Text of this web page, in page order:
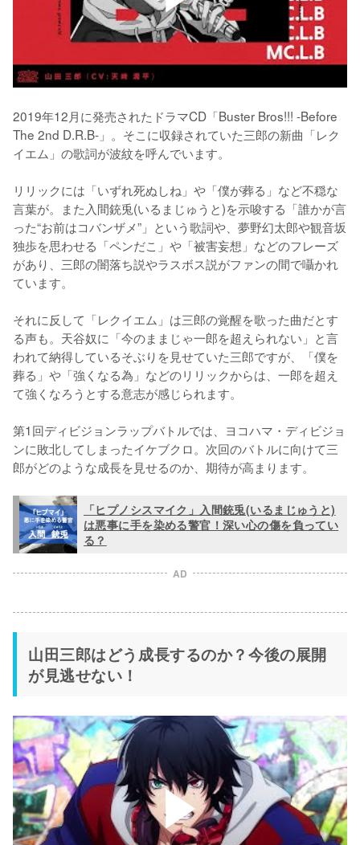
2019年12月に発売されたドラマCD「Buster Bros!!! -Before
The 2nd D.R.B-」。そこに収録されていた三郎の新曲「レク
イエム」の歌詞が波紋を呼んでいます。
リリックには「いずれ死ぬしね」や「僕が葬る」など不穏な
言葉が。また入間銃兎(いるまじゅうと)を示唆する「誰かが言
った“お前はコバンザメ”」という歌詞や、夢野幻太郎や観音坂
独歩を思わせる「ペンだこ」や「被害妄想」などのフレーズ
があり、三郎の闇落ち説やラスボス説がファンの間で囁かれ
ています。
それに反して「レクイエム」は三郎の覚醒を歌った曲だとす
る声も。天谷奴に「今のままじゃ一郎を超えられない」と言
われて納得しているそぶりを見せていた三郎ですが、「僕を
葬る」や「強くなる為」などのリリックからは、一郎を超え
て強くなろうとする意志が感じられます。
第1回ディビジョンラップバトルでは、ヨコハマ・ディビジョ
ンに敗北してしまったイケブクロ。次回のバトルに向けて三
郎がどのような成長を見せるのか、期待が高まります。
「ヒプノシスマイク」入間銃兎(いるまじゅうと)
は悪事に手を染める警官！深い心の傷を負ってい
る？
AD
山田三郎はどう成長するのか？今後の展開
が見逃せない！